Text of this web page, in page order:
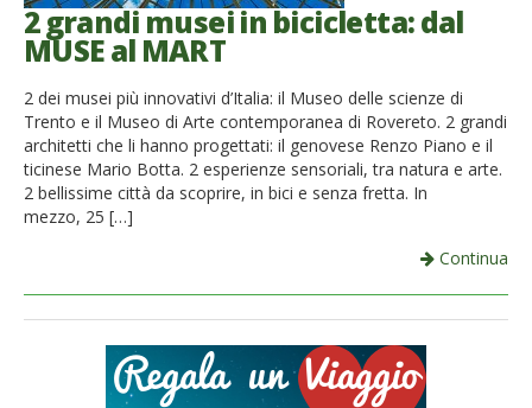
2 grandi musei in bicicletta: dal
MUSE al MART
2 dei musei più innovativi d’Italia: il Museo delle scienze di
Trento e il Museo di Arte contemporanea di Rovereto. 2 grandi
architetti che li hanno progettati: il genovese Renzo Piano e il
ticinese Mario Botta. 2 esperienze sensoriali, tra natura e arte.
2 bellissime città da scoprire, in bici e senza fretta. In
mezzo, 25 […]
Continua